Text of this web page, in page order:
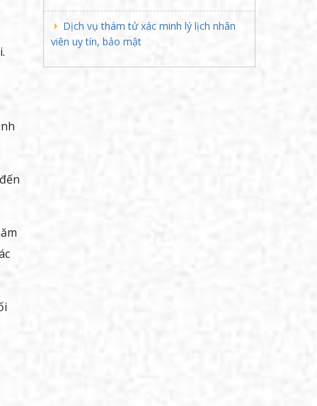
Dịch vụ thám tử xác minh lý lịch nhân
viên uy tín, bảo mật